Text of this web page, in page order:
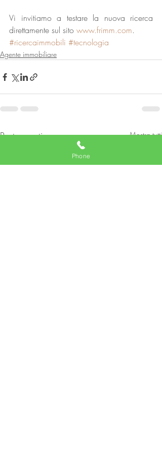
Vi invitiamo a testare la nuova ricerca
direttamente sul sito www.frimm.com.
#ricercaimmobili #tecnologia
Agente immobiliare
Post recenti Mostra tutti
Phone